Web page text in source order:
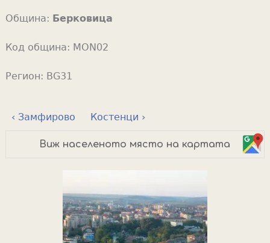
Община: Берковица
Код община: MON02
Регион: BG31
‹ Замфирово Костенци ›
Виж населеното място на картата